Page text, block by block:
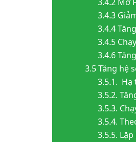
3.4.3
3.4.4
3.4.5
3.4.6
3.5 Tăng hệ
3.5.1. Hạ
3.5.2.
3.5.3.
3.5.4.
3.5.5.